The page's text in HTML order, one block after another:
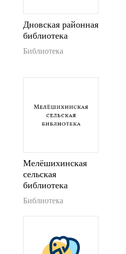
Дновская районная
библиотека
Библиотека
Мелёшихинская
сельская
библиотека
Библиотека